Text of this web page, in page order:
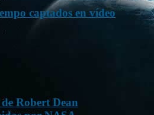
captados en vídeo
Robert Dean